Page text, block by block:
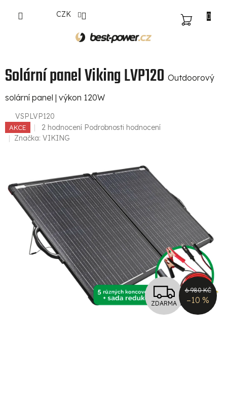
CZK
NÁKUPNÍ
Solární panel Viking LVP120 Outdoorový
solární panel | výkon 120W
VSPLVP120
AKCE
Průměrné
hodnocení
z
5
hvězdiček.
2 hodnocení Podrobnosti hodnocení
Značka: VIKING
Z
D
ZDARMA
6 980 KČ
–10 %